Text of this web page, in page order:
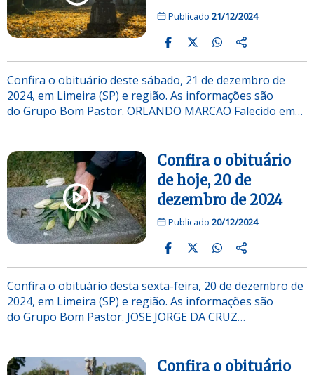
Publicado 21/12/2024
Confira o obituário deste sábado, 21 de dezembro de
2024, em Limeira (SP) e região. As informações são
do Grupo Bom Pastor. ORLANDO MARCAO Falecido em…
Confira o obituário
de hoje, 20 de
dezembro de 2024
Publicado 20/12/2024
Confira o obituário desta sexta-feira, 20 de dezembro de
2024, em Limeira (SP) e região. As informações são
do Grupo Bom Pastor. JOSE JORGE DA CRUZ…
Confira o obituário